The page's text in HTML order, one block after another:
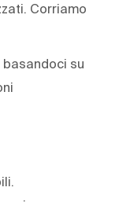
Corriamo
su